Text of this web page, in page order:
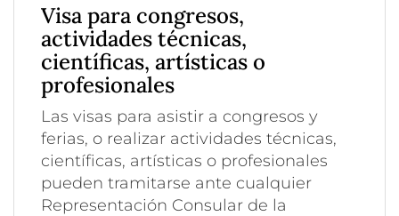
Visa para congresos,
actividades técnicas,
científicas, artísticas o
profesionales
Las visas para asistir a congresos y
ferias, o realizar actividades técnicas,
científicas, artísticas o profesionales
pueden tramitarse ante cualquier
Representación Consular de la